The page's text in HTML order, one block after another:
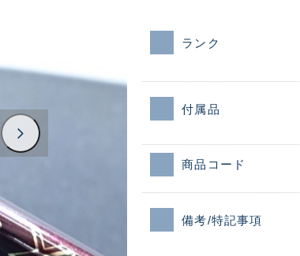
ランク
付属品
商品コード
備考/特記事項